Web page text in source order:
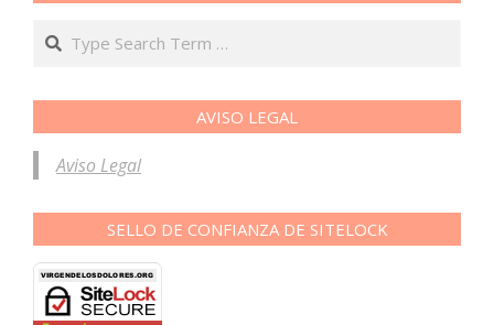
Search
AVISO LEGAL
Aviso Legal
SELLO DE CONFIANZA DE SITELOCK